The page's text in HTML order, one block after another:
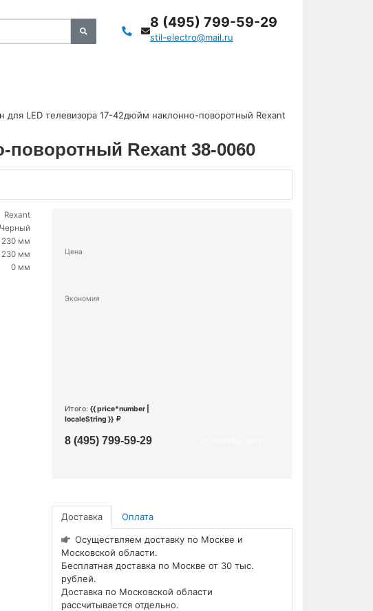
8 (495) 799-59-29
stil-electro@mail.ru
для LED телевизора 17-42дюйм наклонно-поворотный Rexant
Rexant 38-0060
Rexant
Черный
230 мм
230 мм
0 мм
Цена
Экономия
Итого: {{ price*number |
localeString }}
8 (495) 799-59-29
Доставка Оплата
Осуществляем доставку по Москве и
Московской области.
Бесплатная доставка по Москве от 30 тыс.
рублей.
Доставка по Московской области
рассчитывается отдельно.